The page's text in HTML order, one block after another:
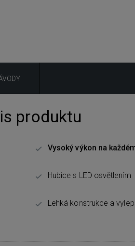
produktu
Vysoký výkon na
Hubice s LED osvětlením
Lehká konstrukce a